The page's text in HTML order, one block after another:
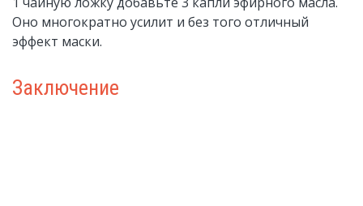
Оно многократно усилит и без того отличный
эффект маски.
Заключение